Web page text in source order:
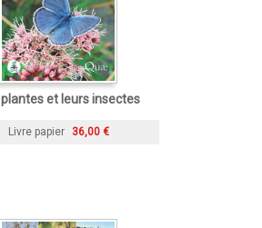
plantes et leurs insectes
Livre papier 36,00 €